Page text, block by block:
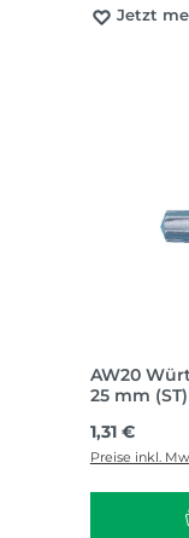
Jetzt
AW20
25 mm (ST)
Regulärer
1,31 €
Preise inkl.